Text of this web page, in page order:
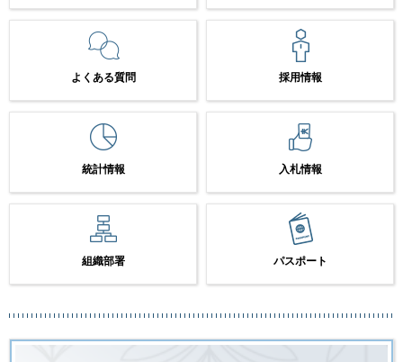
よくある質問 採用情報
統計情報 入札情報
組織部署 パスポート